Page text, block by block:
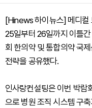
[Hinews 하이뉴스] 메디컬
25일부터 26일까지 이틀
회 한의약 및 통합의약 국
전략을 공유했다.
인사랑컨설팅은 이번 박람
으로 병원 조직 시스템 구